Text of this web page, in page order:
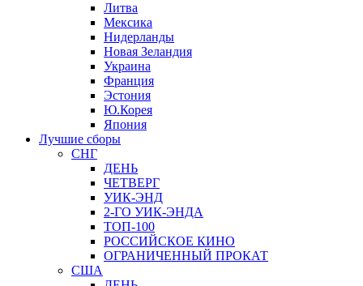
Литва
Мексика
Нидерланды
Новая Зеландия
Украина
Франция
Эстония
Ю.Корея
Япония
Лучшие сборы
СНГ
ДЕНЬ
ЧЕТВЕРГ
УИК-ЭНД
2-ГО УИК-ЭНДА
ТОП-100
РОССИЙСКОЕ КИНО
ОГРАНИЧЕННЫЙ ПРОКАТ
США